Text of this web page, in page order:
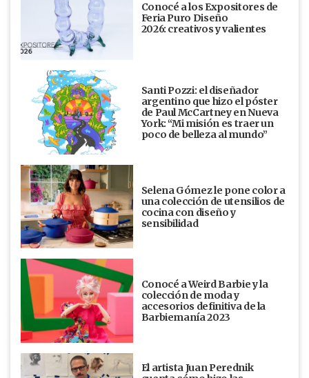
Conocé a los Expositores de
Feria Puro Diseño
2026: creativos y valientes
Santi Pozzi: el diseñador
argentino que hizo el póster
de Paul McCartney en Nueva
York: “Mi misión es traer un
poco de belleza al mundo”
Selena Gómez le pone color a
una colección de utensilios de
cocina con diseño y
sensibilidad
Conocé a Weird Barbie y la
colección de moda y
accesorios definitiva de la
Barbiemanía 2023
El artista Juan Perednik